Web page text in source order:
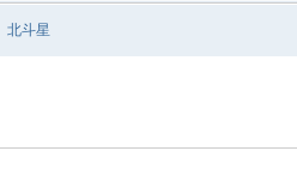
北斗星